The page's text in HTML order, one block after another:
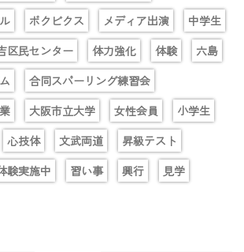
ボクビクス メディア出演
中学生
区民センター 体力強化 体験
六島
合同スパーリング練習会
大阪市立大学 女性会員
小学生
心技体 文武両道
昇級テスト
験実施中 習い事 興行
見学